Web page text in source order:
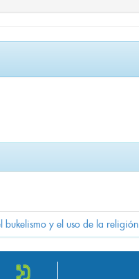
bukelismo y el uso de la religión